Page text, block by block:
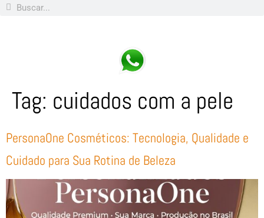
Tag: cuidados com a pele
PersonaOne Cosméticos: Tecnologia, Qualidade e
Cuidado para Sua Rotina de Beleza